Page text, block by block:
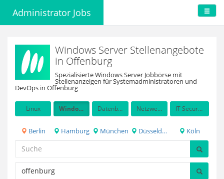
Administrator Jobs
Windows Server Stellenangebote
in Offenburg
Spezialisierte Windows Server Jobbörse mit
Stellenanzeigen für Systemadministratoren und
DevOps in Offenburg
Linux Windows Server Datenbanken Netzwerkadministration IT Security / Auditing
Berlin Hamburg München Düsseldorf Köln